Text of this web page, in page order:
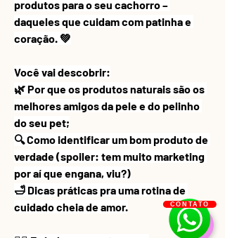
produtos para o seu cachorro –
daqueles que cuidam com patinha e
coração. 💚
Você vai descobrir:
🌿 Por que os produtos naturais são os
melhores amigos da pele e do pelinho
do seu pet;
🔍 Como identificar um bom produto de
verdade (spoiler: tem muito marketing
por aí que engana, viu?)
🛁 Dicas práticas pra uma rotina de
cuidado cheia de amor.
CONTATO